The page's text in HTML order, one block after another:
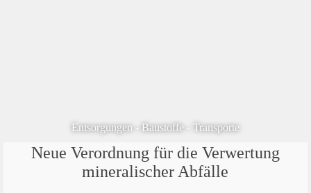
Entsorgungen - Baustoffe - Transporte
Neue Verordnung für die Verwertung
mineralischer Abfälle